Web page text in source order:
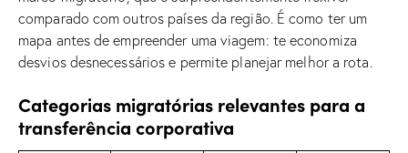
comparado com outros países da região. É como ter um
mapa antes de empreender uma viagem: te economiza
desvios desnecessários e permite planejar melhor a rota.
Categorias migratórias relevantes para a
transferência corporativa